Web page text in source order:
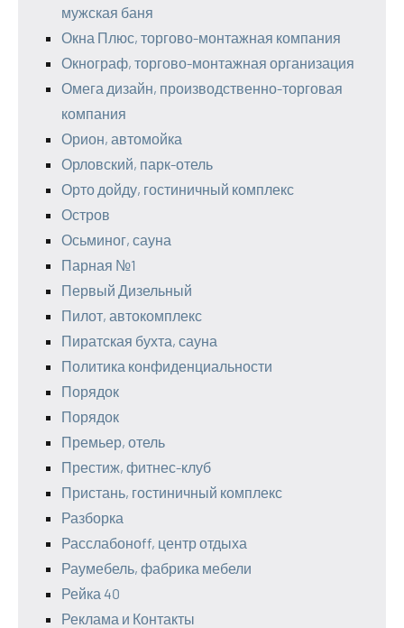
мужская баня
Окна Плюс, торгово-монтажная компания
Окнограф, торгово-монтажная организация
Омега дизайн, производственно-торговая
компания
Орион, автомойка
Орловский, парк-отель
Орто дойду, гостиничный комплекс
Остров
Осьминог, сауна
Парная №1
Первый Дизельный
Пилот, автокомплекс
Пиратская бухта, сауна
Политика конфиденциальности
Порядок
Порядок
Премьер, отель
Престиж, фитнес-клуб
Пристань, гостиничный комплекс
Разборка
Расслабоноff, центр отдыха
Раумебель, фабрика мебели
Рейка 40
Реклама и Контакты